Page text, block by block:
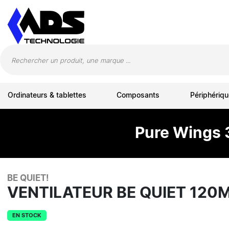
Ordinateurs & tablettes Composants
Pure Wings
BE QUIET!
VENTILATEUR BE QUIET
EN STOCK